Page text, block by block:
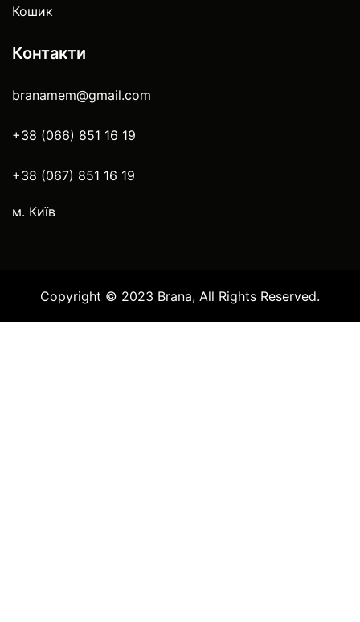
Кошик
Контакти
branamem@gmail.com
+38 (066) 851 16 19
+38 (067) 851 16 19
м. Київ
Copyright © 2023 Brana, All Rights Reserved.